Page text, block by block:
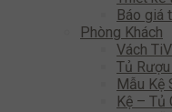
Báo giá
Phòng Khách
Vách
Tủ
Mẫu Kệ
Kệ – Tủ